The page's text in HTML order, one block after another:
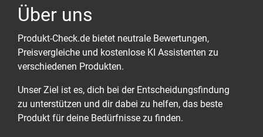
Über uns
Produkt-Check.de bietet neutrale Bewertungen,
Preisvergleiche und kostenlose KI Assistenten zu
verschiedenen Produkten.
Unser Ziel ist es, dich bei der Entscheidungsfindung
zu unterstützen und dir dabei zu helfen, das beste
Produkt für deine Bedürfnisse zu finden.